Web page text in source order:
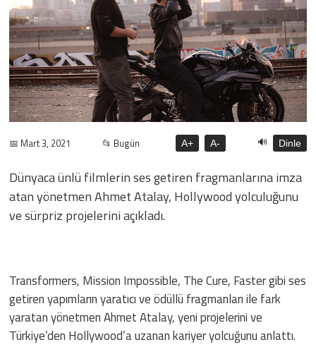
📅 Mart 3, 2021 📂 Bugün A+ A- 🔊 Dinle
Dünyaca ünlü filmlerin ses getiren fragmanlarına imza
atan yönetmen Ahmet Atalay, Hollywood yolculuğunu
ve sürpriz projelerini açıkladı.
Transformers, Mission Impossible, The Cure, Faster gibi ses
getiren yapımların yaratıcı ve ödüllü fragmanları ile fark
yaratan yönetmen Ahmet Atalay, yeni projelerini ve
Türkiye’den Hollywood’a uzanan kariyer yolcuğunu anlattı.